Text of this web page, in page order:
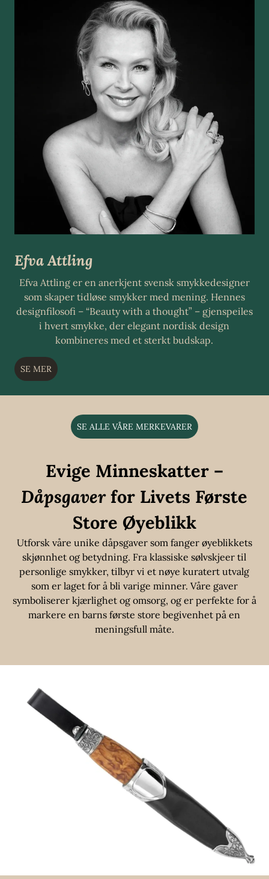
Efva Attling
Efva Attling er en anerkjent svensk smykkedesigner
som skaper tidløse smykker med mening. Hennes
designfilosofi – “Beauty with a thought” – gjenspeiles
i hvert smykke, der elegant nordisk design
kombineres med et sterkt budskap.
SE MER
SE ALLE VÅRE MERKEVARER
Evige Minneskatter –
Dåpsgaverfor Livets Første
Store Øyeblikk
Utforsk våre unike dåpsgaver som fanger øyeblikkets
skjønnhet og betydning. Fra klassiske sølvskjeer til
personlige smykker, tilbyr vi et nøye kuratert utvalg
som er laget for å bli varige minner. Våre gaver
symboliserer kjærlighet og omsorg, og er perfekte for å
markere en barns første store begivenhet på en
meningsfull måte.